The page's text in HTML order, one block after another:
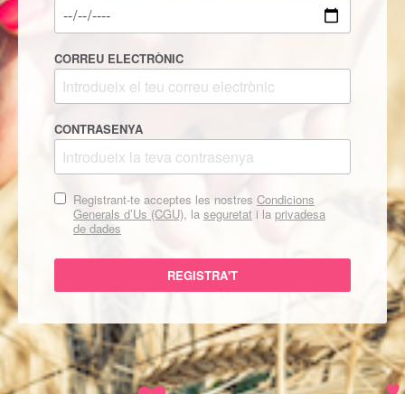
CORREU ELECTRÒNIC
CONTRASENYA
Registrant-te acceptes les nostres Condicions
Generals d’Us (CGU), la seguretati la privadesa
de dades
REGISTRA'T